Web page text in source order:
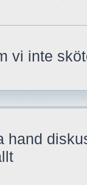
vi inte
hand